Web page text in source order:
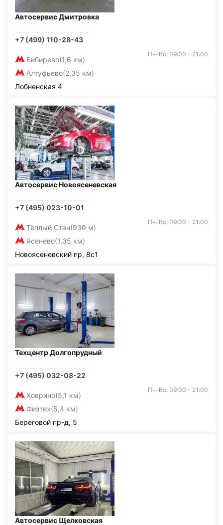
Автосервис Дмитровка
+7 (499) 110-28-43
Бибирево(1,6 км)
Алтуфьево(2,35 км)
Пн-Вс: 09:00 - 21:00
Лобненская 4
Автосервис Новоясеневская
+7 (495) 023-10-01
Тёплый Стан(930 м)
Ясенево(1,35 км)
Пн-Вс: 09:00 - 21:00
Новоясеневский пр, 8с1
Техцентр Долгопрудный
+7 (495) 032-08-22
Ховрино(5,1 км)
Физтех(5,4 км)
Пн-Вс: 09:00 - 21:00
Береговой пр-д, 5
Автосервис Щелковская